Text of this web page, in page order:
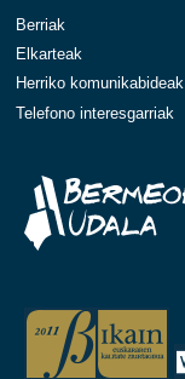
Berriak
Elkarteak
Herriko komunikabideak
Telefono interesgarriak